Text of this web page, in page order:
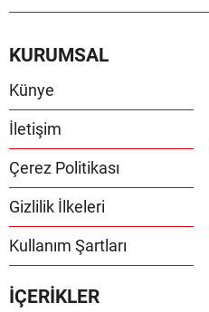
KURUMSAL
Künye
İletişim
Çerez Politikası
Gizlilik İlkeleri
Kullanım Şartları
İÇERİKLER